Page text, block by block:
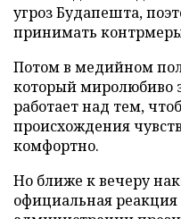
угроз Будапешта,
принимать
Потом в медийном
который миролюбиво
работает над тем,
происхождения
комфортно.
Но ближе к вечеру
официальная реакция